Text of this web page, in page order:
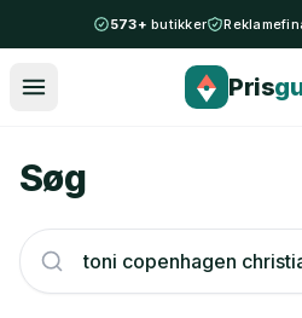
Spring til indhold
573+butikker
Pris
Søg